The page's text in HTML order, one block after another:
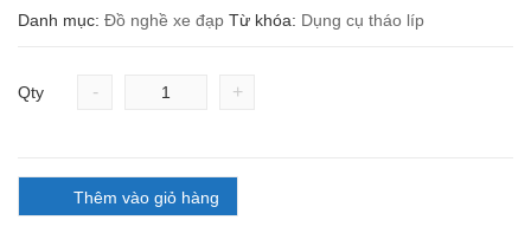
Danh mục: Đồ nghề xe đạp Từ khóa: Dụng cụ tháo líp
Qty - +
Thêm vào giỏ hàng